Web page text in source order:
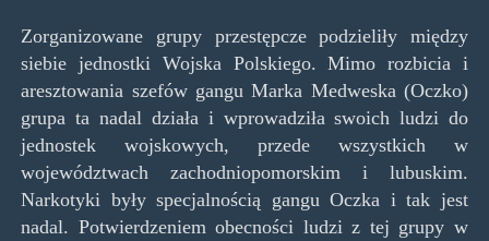
Zorganizowane grupy przestępcze podzieliły między
siebie jednostki Wojska Polskiego. Mimo rozbicia i
aresztowania szefów gangu Marka Medweska (Oczko)
grupa ta nadal działa i wprowadziła swoich ludzi do
jednostek wojskowych, przede wszystkich w
województwach zachodniopomorskim i lubuskim.
Narkotyki były specjalnością gangu Oczka i tak jest
nadal. Potwierdzeniem obecności ludzi z tej grupy w